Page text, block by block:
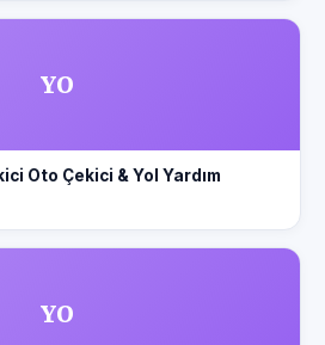
YO
Oto Çekici & Yol Yardım
YO